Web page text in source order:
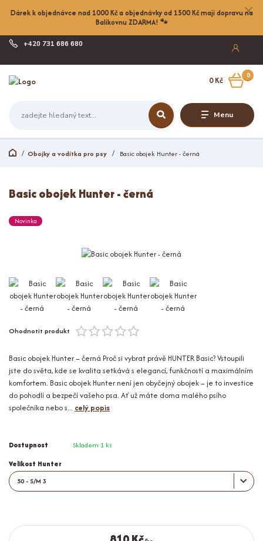
Dárek k objednávce nad 1000 Kč a objednávky od 1500 Kč mají dopravu na
Balíkovnu ZDARMA! 🐾
Menu
+420 731 686 680
0
0 Kč
Obojky a vodítka pro psy Basic obojek Hunter - černá
Basic obojek Hunter - černá
Novinka
Ohodnotit produkt
Basic obojek Hunter – černá Proč si vybrat právě HUNTER Basic? Vstoupili
jste do světa, kde se kvalita setkává s elegancí, funkčností a maximálním
komfortem. Basic obojek Hunter není jen obyčejný obojek – je to investice
do pohodlí a bezpečí vašeho psa. Ať už máte doma malého psího
společníka nebo s... celý popis
Dostupnost Skladem 1 ks
Velikost Hunter